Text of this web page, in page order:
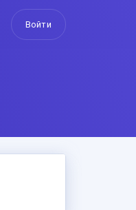
Войти